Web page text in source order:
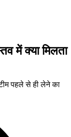
में क्या मिलता
पहले से ही लेने का